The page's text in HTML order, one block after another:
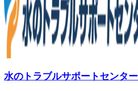
水のトラブルサポートセンター